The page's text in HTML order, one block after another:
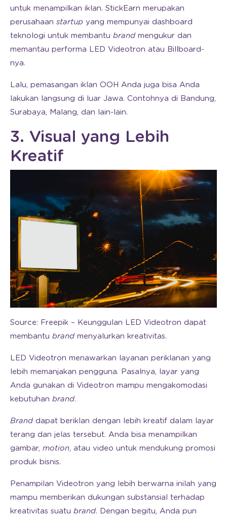
untuk menampilkan iklan. StickEarn merupakan
perusahaan startup yang mempunyai dashboard
teknologi untuk membantu brand mengukur dan
memantau performa LED Videotron atau Billboard-
nya.
Lalu, pemasangan iklan OOH Anda juga bisa Anda
lakukan langsung di luar Jawa. Contohnya di Bandung,
Surabaya, Malang, dan lain-lain.
3. Visual yang Lebih
Kreatif
Source: Freepik – Keunggulan LED Videotron dapat
membantu brand menyalurkan kreativitas.
LED Videotron menawarkan layanan periklanan yang
lebih memanjakan pengguna. Pasalnya, layar yang
Anda gunakan di Videotron mampu mengakomodasi
kebutuhan brand.
Brand dapat beriklan dengan lebih kreatif dalam layar
terang dan jelas tersebut. Anda bisa menampilkan
gambar, motion, atau video untuk mendukung promosi
produk bisnis.
Penampilan Videotron yang lebih berwarna inilah yang
mampu memberikan dukungan substansial terhadap
kreativitas suatu brand. Dengan begitu, Anda pun